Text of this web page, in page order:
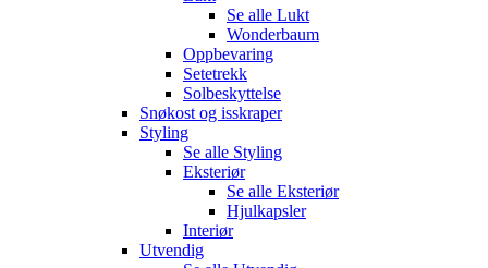
Se alle Lukt
Wonderbaum
Oppbevaring
Setetrekk
Solbeskyttelse
Snøkost og isskraper
Styling
Se alle Styling
Eksteriør
Se alle Eksteriør
Hjulkapsler
Interiør
Utvendig